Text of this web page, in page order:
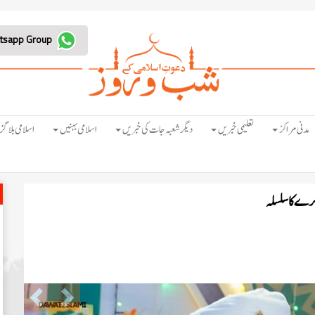
مدنی مراکز تعلیمی خبریں دیگر شعبہ جات کی خبریں اسلامی بہنیں اسلامی بلاگز
Previous Next